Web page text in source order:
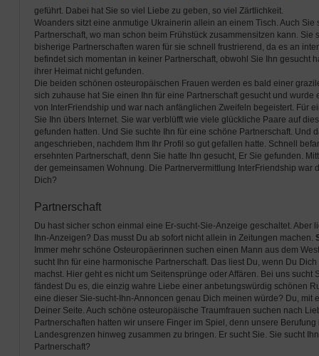
geführt. Dabei hat Sie so viel Liebe zu geben, so viel Zärtlichkeit.
Woanders sitzt eine anmutige Ukrainerin allein an einem Tisch. Auch Sie
Partnerschaft, wo man schon beim Frühstück zusammensitzen kann. Sie
bisherige Partnerschaften waren für sie schnell frustrierend, da es an
befindet sich momentan in keiner Partnerschaft, obwohl Sie Ihn gesucht
ihrer Heimat nicht gefunden.
Die beiden schönen osteuropäischen Frauen werden es bald einer
sich zuhause hat Sie einen Ihn für eine Partnerschaft gesucht und wurde
von InterFriendship und war nach anfänglichen Zweifeln begeistert. Für
Sie Ihn übers Internet. Sie war verblüfft wie viele glückliche Paare auf
gefunden hatten. Und Sie suchte Ihn für eine schöne Partnerschaft. Und
angeschrieben, nachdem Ihm Ihr Profil so gut gefallen hatte. Schnell
ersehnten Partnerschaft, denn Sie hatte Ihn gesucht, Er Sie gefunden.
der gemeinsamen Wohnung. Die Partnervermittlung InterFriendship war
Dich?
Partnerschaft
Du hast sicher schon einmal eine Er-sucht-Sie-Anzeige geschaltet. Aber
Ihn-Anzeigen? Das musst Du ab sofort nicht allein in Zeitungen machen.
Immer mehr schöne Osteuropäerinnen suchen einen Mann aus dem
sucht Ihn für eine harmonische Partnerschaft. Das liest Du, wenn Du
machst. Hier geht es nicht um Seitensprünge oder Affären. Bei uns sucht
fändest Du es, die einzig wahre Liebe einer anbetungswürdig schönen
eine dieser Sie-sucht-Ihn-Annoncen genau Dich meinen würde? Du, mit
Deiner Seite. Auch schöne osteuropäische Traumfrauen suchen nach
Partnerschaften hatten wir unsere Finger im Spiel, denn unsere
Landesgrenzen hinweg zusammen zu bringen. Er sucht Sie. Sie sucht
Partnerschaft?